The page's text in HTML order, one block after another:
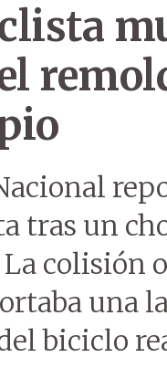
tras un
colisión
una
biciclo